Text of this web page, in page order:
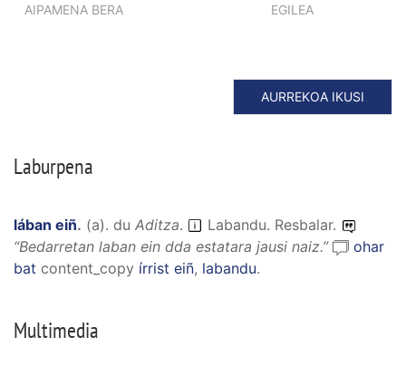
AIPAMENA BERA EGILEA
AURREKOA IKUSI
Laburpena
lában eiñ. (a). du Aditza.
Labandu. Resbalar.
“Bedarretan laban ein dda estatara jausi naiz.”
ohar
bat content_copy írrist eiñ, labandu.
Multimedia